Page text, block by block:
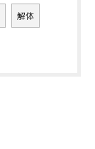
解体